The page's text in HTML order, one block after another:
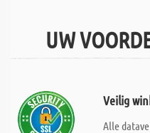
UW
Veilig
Alle